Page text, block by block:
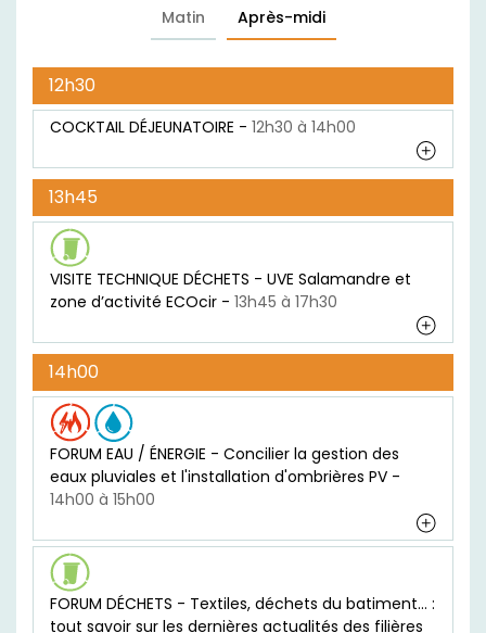
Matin Après-midi
12h30
COCKTAIL DÉJEUNATOIRE - 12h30 à 14h00
13h45
VISITE TECHNIQUE DÉCHETS - UVE Salamandre et
zone d’activité ECOcir -
13h45 à 17h30
14h00
FORUM EAU / ÉNERGIE - Concilier la gestion des
eaux pluviales et l'installation d'ombrières PV -
14h00 à 15h00
FORUM DÉCHETS - Textiles, déchets du batiment... :
tout savoir sur les dernières actualités des filières